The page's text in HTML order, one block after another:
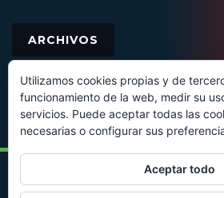
ARCHIVOS
© 2016 - Todos los derechos
Utilizamos cookies propias y de
funcionamiento de la web, medir su
servicios. Puede aceptar todas las
necesarias o configurar sus
Aceptar todo